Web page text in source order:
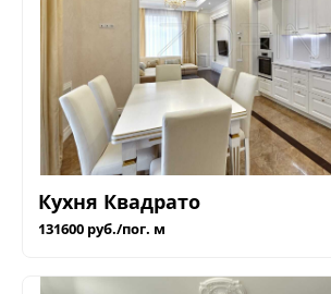
Кухня Квадрато
131600 руб./пог. м